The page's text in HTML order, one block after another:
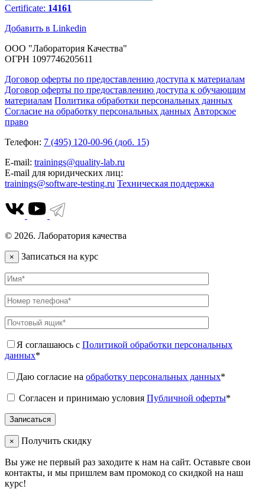
Certificate: 14161
Добавить в Linkedin
ООО "Лаборатория Качества"
ОГРН 1097746205611
Договор оферты по предоставлению доступа к материалам
Договор оферты по предоставлению доступа к обучающим
материалам Политика обработки персональных данных
Согласие на обработку персональных данных Авторское
право
Телефон: 7 (495) 120-00-96 (доб. 15)
E-mail: trainings@quality-lab.ru
E-mail для юридических лиц:
trainings@software-testing.ru Техническая поддержка
© 2026. Лаборатория качества
× Записаться на курс
Я соглашаюсь с Политикой обработки персональных
данных*
Даю согласие на обработку персональных данных*
Согласен и принимаю условия Публичной оферты*
× Получить скидку
Вы уже не первый раз заходите к нам на сайт. Оставьте свои
контакты, и мы пришлем вам промокод со скидкой на наш
курс!